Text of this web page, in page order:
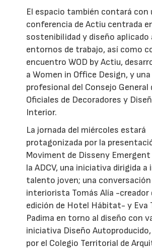
El espacio también contará con
conferencia de Actiu centrada
sostenibilidad y diseño aplicado
entornos de trabajo, así como
encuentro WOD by Actiu,
a Women in Office Design, y
profesional del Consejo General
Oficiales de Decoradores y
Interior.
La jornada del miércoles estará
protagonizada por la
Moviment de Disseny Emergent
la ADCV, una iniciativa dirigida a
talento joven; una
interiorista Tomás Alía -creador
edición de Hotel Hábitat- y Eva
Padima en torno al diseño con
iniciativa Diseño
por el Colegio Territorial de